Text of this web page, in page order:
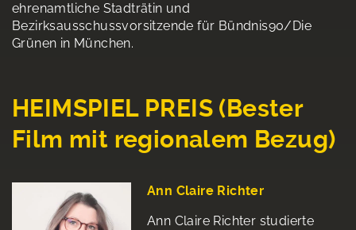
ehrenamtliche Stadträtin und
Bezirksausschussvorsitzende für Bündnis90/Die
Grünen in München.
HEIMSPIEL PREIS (Bester
Film mit regionalem Bezug)
Ann Claire Richter
Ann Claire Richter studierte